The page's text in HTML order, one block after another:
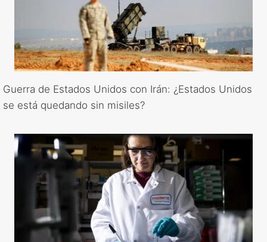
Guerra de Estados Unidos con Irán: ¿Estados Unidos
se está quedando sin misiles?